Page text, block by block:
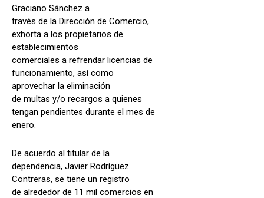
Graciano Sánchez a
través de la Dirección de Comercio,
exhorta a los propietarios de
establecimientos
comerciales a refrendar licencias de
funcionamiento, así como
aprovechar la eliminación
de multas y/o recargos a quienes
tengan pendientes durante el mes de
enero.
De acuerdo al titular de la
dependencia, Javier Rodríguez
Contreras, se tiene un registro
de alrededor de 11 mil comercios en